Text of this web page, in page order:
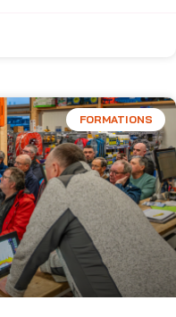
FORMATIONS